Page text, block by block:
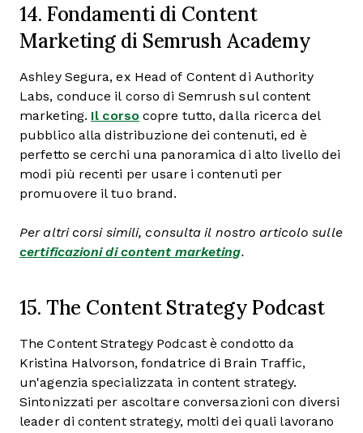
14. Fondamenti di Content
Marketing di Semrush Academy
Ashley Segura, ex Head of Content di Authority
Labs, conduce il corso di Semrush sul content
marketing. Il corsocopre tutto, dalla ricerca del
pubblico alla distribuzione dei contenuti, ed è
perfetto se cerchi una panoramica di alto livello dei
modi più recenti per usare i contenuti per
promuovere il tuo brand.
Per altri corsi simili, consulta il nostro articolo sulle
certificazioni di content marketing.
15. The Content Strategy Podcast
The Content Strategy Podcast è condotto da
Kristina Halvorson, fondatrice di Brain Traffic,
un'agenzia specializzata in content strategy.
Sintonizzati per ascoltare conversazioni con diversi
leader di content strategy, molti dei quali lavorano